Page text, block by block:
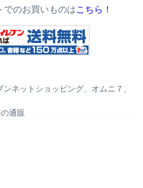
でのお買いものはこちら！
ネットショッピング、オムニ７、
通販